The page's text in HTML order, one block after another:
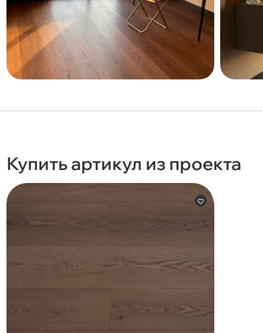
Купить артикул из проекта